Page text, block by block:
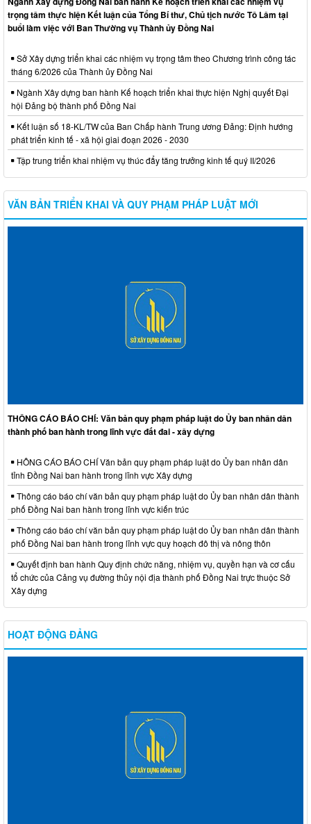
trọng tâm thực hiện Kết luận của Tổng Bí thư, Chủ tịch nước Tô Lâm tại
buổi làm việc với Ban Thường vụ Thành ủy Đồng Nai
Sở Xây dựng triển khai các nhiệm vụ trọng tâm theo Chương trình công tác
tháng 6/2026 của Thành ủy Đồng Nai
Ngành Xây dựng ban hành Kế hoạch triển khai thực hiện Nghị quyết Đại
hội Đảng bộ thành phố Đồng Nai
Kết luận số 18-KL/TW của Ban Chấp hành Trung ương Đảng: Định hướng
phát triển kinh tế - xã hội giai đoạn 2026 - 2030
Tập trung triển khai nhiệm vụ thúc đẩy tăng trưởng kinh tế quý II/2026
VĂN BẢN TRIỂN KHAI VÀ QUY PHẠM PHÁP LUẬT MỚI
THÔNG CÁO BÁO CHÍ: Văn bản quy phạm pháp luật do Ủy ban nhân dân
thành phố ban hành trong lĩnh vực đất đai - xây dựng
HÔNG CÁO BÁO CHÍ Văn bản quy phạm pháp luật do Ủy ban nhân dân
tỉnh Đồng Nai ban hành trong lĩnh vực Xây dựng
Thông cáo báo chí văn bản quy phạm pháp luật do Ủy ban nhân dân thành
phố Đồng Nai ban hành trong lĩnh vực kiến trúc
Thông cáo báo chí văn bản quy phạm pháp luật do Ủy ban nhân dân thành
phố Đồng Nai ban hành trong lĩnh vực quy hoạch đô thị và nông thôn
Quyết định ban hành Quy định chức năng, nhiệm vụ, quyền hạn và cơ cấu
tổ chức của Cảng vụ đường thủy nội địa thành phố Đồng Nai trực thuộc Sở
Xây dựng
HOẠT ĐỘNG ĐẢNG